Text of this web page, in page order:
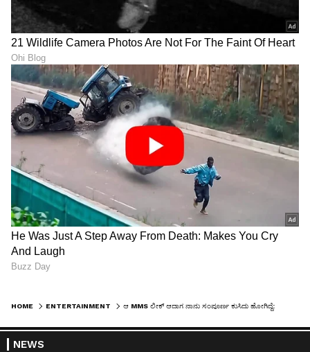
HOME ENTERTAINMENT
NEWS